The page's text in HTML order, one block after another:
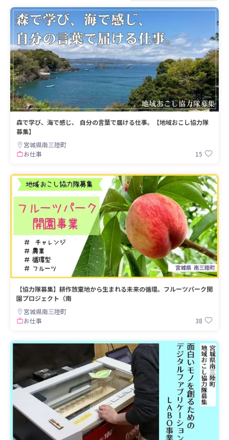
森で学び、海で感じ、 自分の言葉で届ける仕事。【地域おこし協力隊
募集】
宮城県南三陸町
お仕事
15
【協力隊募集】耕作放棄地から生まれる未来の循環。フルーツパーク開
園プロジェクト（南
宮城県南三陸町
お仕事
38